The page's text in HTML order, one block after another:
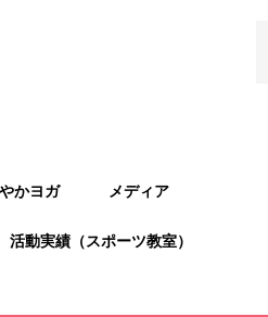
かヨガ メディア
活動実績（スポーツ教室）